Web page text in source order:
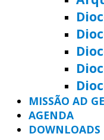
MISSÃO AD
AGENDA
DOWNLOADS